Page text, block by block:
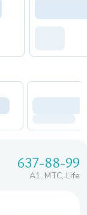
637-88-99
A1, МТС, Life